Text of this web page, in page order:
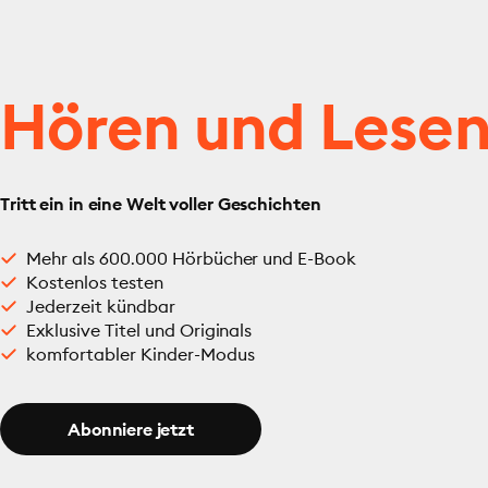
Hören und
Tritt ein in eine Welt voller Geschichten
Mehr als 600.000 Hörbücher und E-Book
Kostenlos testen
Jederzeit kündbar
Exklusive Titel und Originals
komfortabler Kinder-Modus
Abonniere jetzt